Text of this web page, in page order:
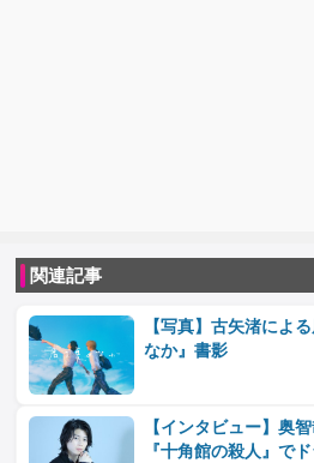
関連記事
【写真】古矢渚によ
なか』書影
【インタビュー】奥
『十角館の殺人』で